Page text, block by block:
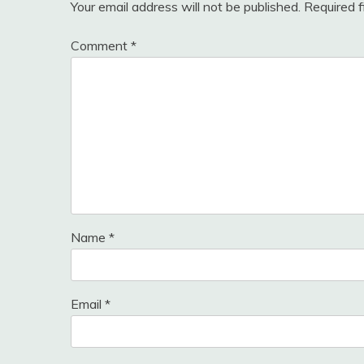
Your email address will not be published. Required
Comment *
Name *
Email *